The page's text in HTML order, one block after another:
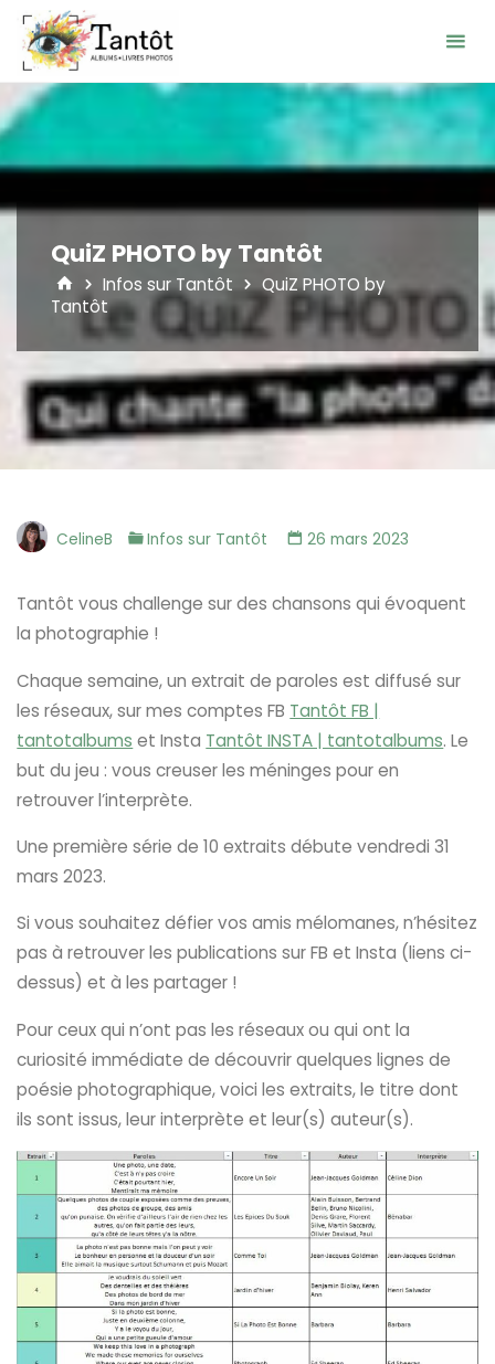
Skip
content
QuiZ PHOTO by Tantôt
Home
Infos sur Tantôt
QuiZ PHOTO by
Tantôt
CelineB Infos sur Tantôt 26 mars 2023
Tantôt vous challenge sur des chansons qui évoquent
la photographie !
Chaque semaine, un extrait de paroles est diffusé sur
les réseaux, sur mes comptes FB Tantôt FB |
tantotalbums et Insta Tantôt INSTA | tantotalbums. Le
but du jeu : vous creuser les méninges pour en
retrouver l’interprète.
Une première série de 10 extraits débute vendredi 31
mars 2023.
Si vous souhaitez défier vos amis mélomanes, n’hésitez
pas à retrouver les publications sur FB et Insta (liens ci-
dessus) et à les partager !
Pour ceux qui n’ont pas les réseaux ou qui ont la
curiosité immédiate de découvrir quelques lignes de
poésie photographique, voici les extraits, le titre dont
ils sont issus, leur interprète et leur(s) auteur(s).